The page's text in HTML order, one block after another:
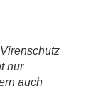
nur
auch